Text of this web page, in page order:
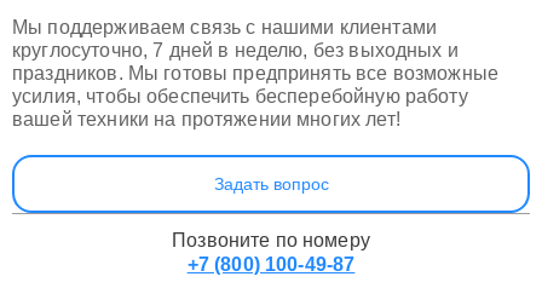
Мы поддерживаем связь с нашими клиентами
круглосуточно, 7 дней в неделю, без выходных и
праздников. Мы готовы предпринять все возможные
усилия, чтобы обеспечить бесперебойную работу
вашей техники на протяжении многих лет!
Задать вопрос
Позвоните по номеру
+7 (800) 100-49-87